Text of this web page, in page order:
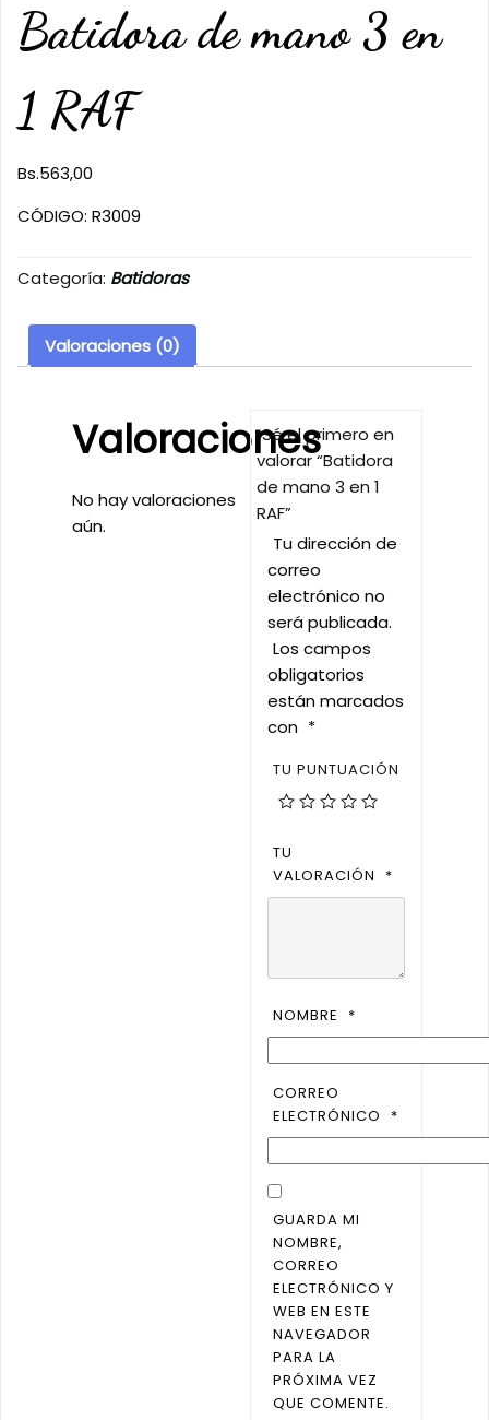
Batidora de mano 3 en
1 RAF
Bs.563,00
CÓDIGO: R3009
Categoría: Batidoras
Valoraciones (0)
Valoraciones
No hay valoraciones
aún.
Sé el primero en
valorar “Batidora
de mano 3 en 1
RAF”
Tu dirección de
correo
electrónico no
será publicada.
Los campos
obligatorios
están marcados
con *
TU PUNTUACIÓN
TU
VALORACIÓN
*
NOMBRE *
CORREO
ELECTRÓNICO
*
GUARDA MI
NOMBRE,
CORREO
ELECTRÓNICO Y
WEB EN ESTE
NAVEGADOR
PARA LA
PRÓXIMA VEZ
QUE COMENTE.